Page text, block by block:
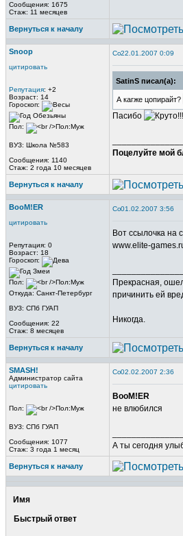
Сообщения: 1675
Стаж: 11 месяцев
Вернуться к началу
Snoop
цитировать
Репутация: +2
Возраст: 14
Гороскоп:
Пол:
ВУЗ: Школа №583
Сообщения: 1140
Стаж: 2 года 10 месяцев
22.01.2007 0:09
SatinS писал(а):
А кагже цопирайт?
Пасибо
Поцелуйте мой
Вернуться к началу
BooM!ER
цитировать
Репутация: 0
Возраст: 18
Гороскоп:
Пол:
Откуда: Санкт-Петербург
ВУЗ: СПб ГУАП
Сообщения: 22
Стаж: 8 месяцев
01.02.2007 3:56
Вот ссылочка на
www.elite-
Прекрасная,
причинить ей
Никогда.
Вернуться к началу
SMASH!
Администратор сайта
цитировать
Пол:
ВУЗ: СПб ГУАП
Сообщения: 1077
Стаж: 3 года 1 месяц
02.02.2007 2:36
BooM!ER
не влюбился
А ты сегодня
Вернуться к началу
Имя
Быстрый ответ